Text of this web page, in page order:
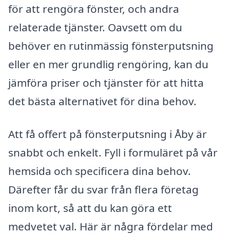
för att rengöra fönster, och andra
relaterade tjänster. Oavsett om du
behöver en rutinmässig fönsterputsning
eller en mer grundlig rengöring, kan du
jämföra priser och tjänster för att hitta
det bästa alternativet för dina behov.
Att få offert på fönsterputsning i Åby är
snabbt och enkelt. Fyll i formuläret på vår
hemsida och specificera dina behov.
Därefter får du svar från flera företag
inom kort, så att du kan göra ett
medvetet val. Här är några fördelar med